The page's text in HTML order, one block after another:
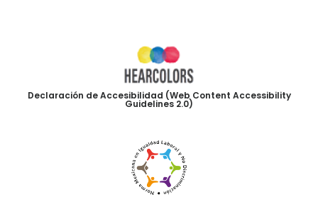
Declaración de Accesibilidad (Web Content Accessibility
Guidelines 2.0)